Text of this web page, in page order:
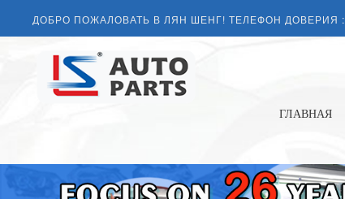
ДОБРО ПОЖАЛОВАТЬ В ЛЯН ШЕНГ! ТЕЛЕФОН ДОВЕРИЯ :
ГЛАВНАЯ